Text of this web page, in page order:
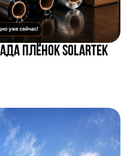
плёнок SOLARTEK